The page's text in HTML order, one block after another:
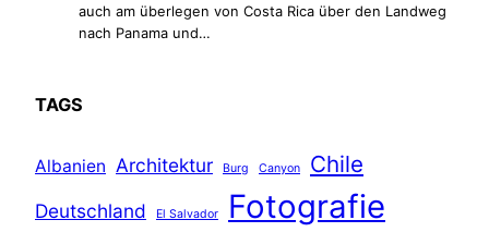
auch am überlegen von Costa Rica über den Landweg
nach Panama und…
TAGS
Albanien Architektur Burg Canyon Chile
Deutschland El Salvador Fotografie